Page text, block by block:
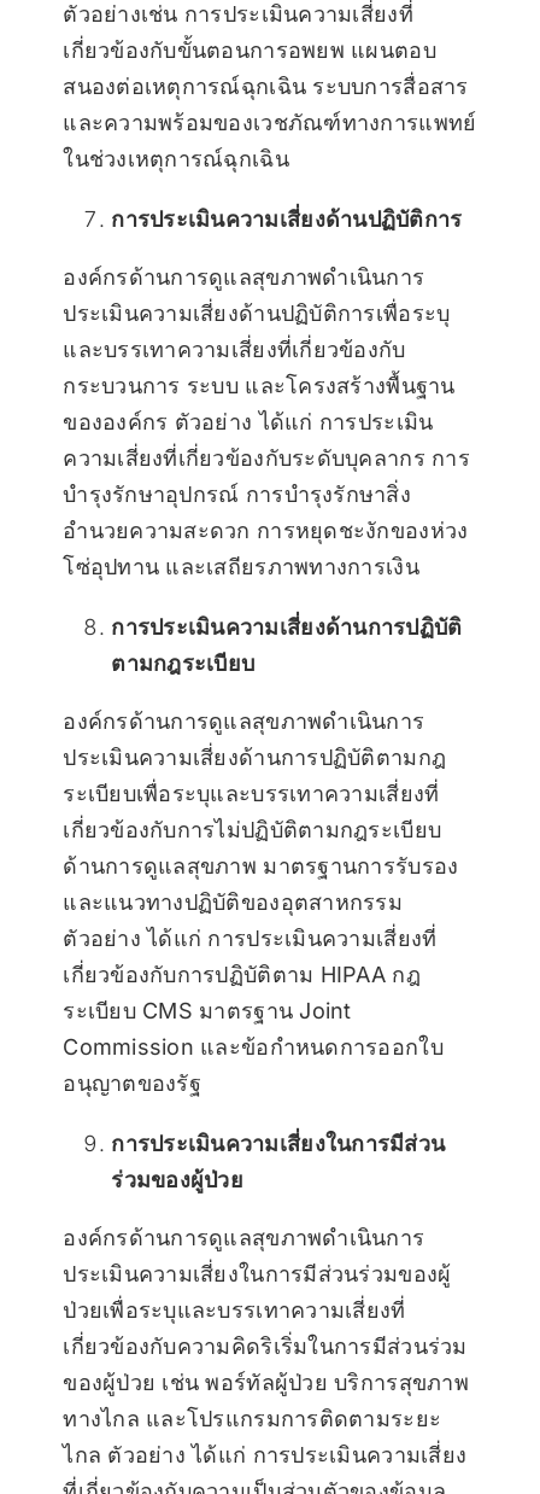
ตัวอย่างเช่น การประเมินความเสี่ยงที่
เกี่ยวข้องกับขั้นตอนการอพยพ แผนตอบ
สนองต่อเหตุการณ์ฉุกเฉิน ระบบการสื่อสาร
และความพร้อมของเวชภัณฑ์ทางการแพทย์
ในช่วงเหตุการณ์ฉุกเฉิน
การประเมินความเสี่ยงด้านปฏิบัติการ
องค์กรด้านการดูแลสุขภาพดำเนินการ
ประเมินความเสี่ยงด้านปฏิบัติการเพื่อระบุ
และบรรเทาความเสี่ยงที่เกี่ยวข้องกับ
กระบวนการ ระบบ และโครงสร้างพื้นฐาน
ขององค์กร ตัวอย่าง ได้แก่ การประเมิน
ความเสี่ยงที่เกี่ยวข้องกับระดับบุคลากร การ
บำรุงรักษาอุปกรณ์ การบำรุงรักษาสิ่ง
อำนวยความสะดวก การหยุดชะงักของห่วง
โซ่อุปทาน และเสถียรภาพทางการเงิน
การประเมินความเสี่ยงด้านการปฏิบัติ
ตามกฎระเบียบ
องค์กรด้านการดูแลสุขภาพดำเนินการ
ประเมินความเสี่ยงด้านการปฏิบัติตามกฎ
ระเบียบเพื่อระบุและบรรเทาความเสี่ยงที่
เกี่ยวข้องกับการไม่ปฏิบัติตามกฎระเบียบ
ด้านการดูแลสุขภาพ มาตรฐานการรับรอง
และแนวทางปฏิบัติของอุตสาหกรรม
ตัวอย่าง ได้แก่ การประเมินความเสี่ยงที่
เกี่ยวข้องกับการปฏิบัติตาม HIPAA กฎ
ระเบียบ CMS มาตรฐาน Joint
Commission และข้อกำหนดการออกใบ
อนุญาตของรัฐ
การประเมินความเสี่ยงในการมีส่วน
ร่วมของผู้ป่วย
องค์กรด้านการดูแลสุขภาพดำเนินการ
ประเมินความเสี่ยงในการมีส่วนร่วมของผู้
ป่วยเพื่อระบุและบรรเทาความเสี่ยงที่
เกี่ยวข้องกับความคิดริเริ่มในการมีส่วนร่วม
ของผู้ป่วย เช่น พอร์ทัลผู้ป่วย บริการสุขภาพ
ทางไกล และโปรแกรมการติดตามระยะ
ไกล ตัวอย่าง ได้แก่ การประเมินความเสี่ยง